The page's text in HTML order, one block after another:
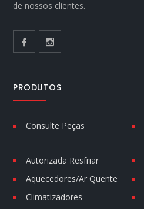
de nossos clientes.
PRODUTOS
Consulte Peças
Autorizada Resfriar
Aquecedores/Ar Quente
Climatizadores